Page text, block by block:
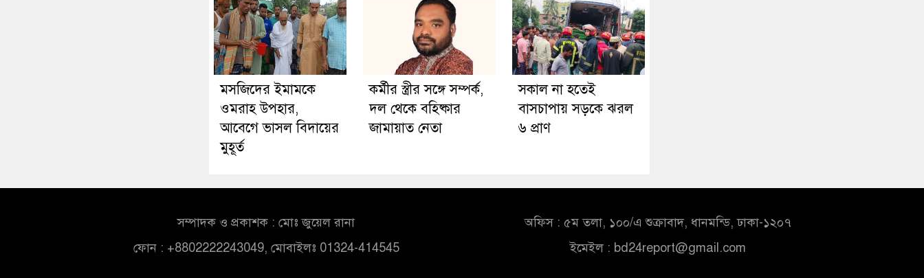
মসজিদের ইমামকে
ওমরাহ উপহার,
আবেগে ভাসল বিদায়ের
মুহূর্ত
কর্মীর স্ত্রীর সঙ্গে সম্পর্ক,
দল থেকে বহিষ্কার
জামায়াত নেতা
সকাল না হতেই
বাসচাপায় সড়কে ঝরল
৬ প্রাণ
সম্পাদক ও প্রকাশক : মোঃ জুয়েল রানা
ফোন : +8802222243049, মোবাইলঃ 01324-414545
অফিস : ৫ম তলা, ১০০/এ শুক্রাবাদ, ধানমন্ডি, ঢাকা-১২০৭
ইমেইল : bd24report@gmail.com